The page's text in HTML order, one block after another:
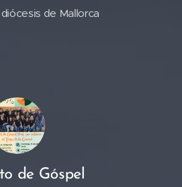
de Mallorca
de Góspel